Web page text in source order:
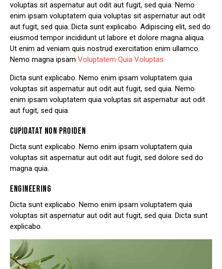
voluptas sit aspernatur aut odit aut fugit, sed quia. Nemo
enim ipsam voluptatem quia voluptas sit aspernatur aut odit
aut fugit, sed quia. Dicta sunt explicabo. Adipiscing elit, sed do
eiusmod tempor incididunt ut labore et dolore magna aliqua.
Ut enim ad veniam quis nostrud exercitation enim ullamco.
Nemo magna ipsam Voluptatem Quia Voluptas.
Dicta sunt explicabo. Nemo enim ipsam voluptatem quia
voluptas sit aspernatur aut odit aut fugit, sed quia. Nemo
enim ipsam voluptatem quia voluptas sit aspernatur aut odit
aut fugit, sed quia.
CUPIDATAT NON PROIDEN
Dicta sunt explicabo. Nemo enim ipsam voluptatem quia
voluptas sit aspernatur aut odit aut fugit, sed dolore sed do
magna quia.
ENGINEERING
Dicta sunt explicabo. Nemo enim ipsam voluptatem quia
voluptas sit aspernatur aut odit aut fugit, sed quia. Dicta sunt
explicabo.